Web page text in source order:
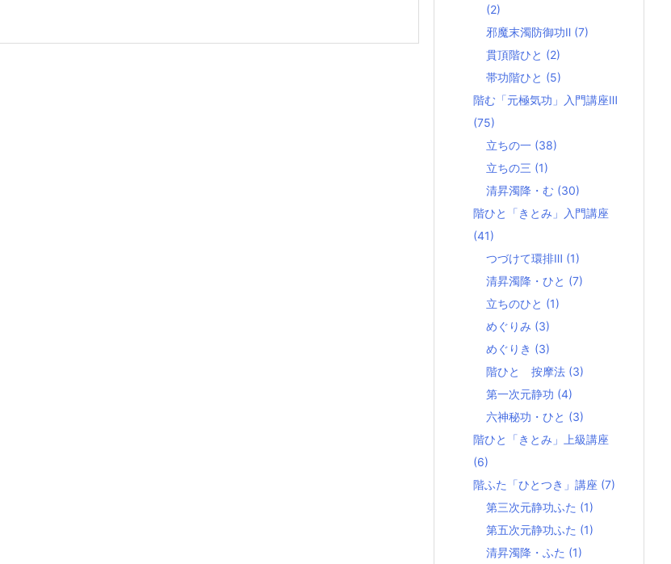
(2)
邪魔末濁防御功Ⅱ (7)
貫頂階ひと (2)
帯功階ひと (5)
階む「元極気功」入門講座Ⅲ
(75)
立ちの一 (38)
立ちの三 (1)
清昇濁降・む (30)
階ひと「きとみ」入門講座
(41)
つづけて環排Ⅲ (1)
清昇濁降・ひと (7)
立ちのひと (1)
めぐりみ (3)
めぐりき (3)
階ひと 按摩法 (3)
第一次元静功 (4)
六神秘功・ひと (3)
階ひと「きとみ」上級講座
(6)
階ふた「ひとつき」講座 (7)
第三次元静功ふた (1)
第五次元静功ふた (1)
清昇濁降・ふた (1)